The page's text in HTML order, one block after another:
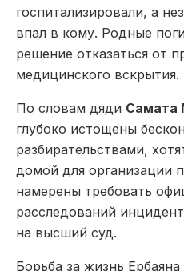
госпитализировали, а
впал в кому. Родные
решение отказаться от
медицинского вскрытия.
По словам дяди Самата
глубоко истощены
разбирательствами,
домой для организации
намерены требовать
расследований
на высший суд.
Борьба за жизнь